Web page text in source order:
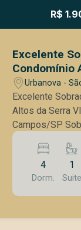
R$
Excelente
Condomínio
São José
Urbanova -
Excelente
Altos da Serra
Campos/SP Sobrado amplo e moderno
em condomínio
Serra VI, com
m² totalmente
construída,
conforto, lazer
4
Dorm.
1
Suite